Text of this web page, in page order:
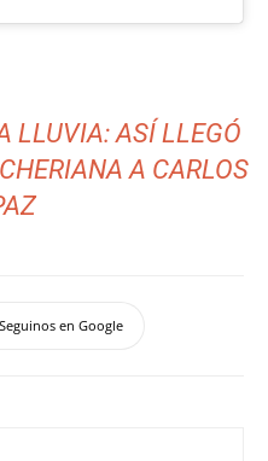
LLUVIA: ASÍ LLEGÓ
A CARLOS
en Google